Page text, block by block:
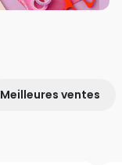
Meilleures ventes